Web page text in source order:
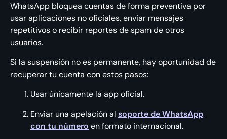
WhatsApp bloquea cuentas de forma preventiva por
usar aplicaciones no oficiales, enviar mensajes
repetitivos o recibir reportes de spam de otros
usuarios.
Si la suspensión no es permanente, hay oportunidad de
recuperar tu cuenta con estos pasos:
Usar únicamente la app oficial.
Enviar una apelación al soporte de WhatsApp
con tu número en formato internacional.